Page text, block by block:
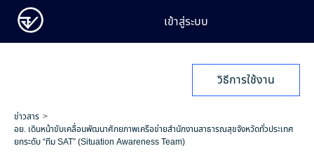
เข้าสู่ระบบ
วิธีการใช้งาน
ข่าวสาร
อย. เดินหน้าขับเคลื่อนพัฒนาศักยภาพเครือข่ายสำนักงานสาธารณสุขจังหวัดทั่วประเทศ
ยกระดับ “ทีม SAT” (Situation Awareness Team)